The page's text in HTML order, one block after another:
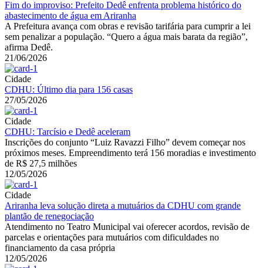
Fim do improviso: Prefeito Dedê enfrenta problema histórico do
abastecimento de água em Ariranha
A Prefeitura avança com obras e revisão tarifária para cumprir a lei
sem penalizar a população. “Quero a água mais barata da região”,
afirma Dedê.
21/06/2026
Cidade
CDHU: Último dia para 156 casas
27/05/2026
Cidade
CDHU: Tarcísio e Dedê aceleram
Inscrições do conjunto “Luiz Ravazzi Filho” devem começar nos
próximos meses. Empreendimento terá 156 moradias e investimento
de R$ 27,5 milhões
12/05/2026
Cidade
Ariranha leva solução direta a mutuários da CDHU com grande
plantão de renegociação
Atendimento no Teatro Municipal vai oferecer acordos, revisão de
parcelas e orientações para mutuários com dificuldades no
financiamento da casa própria
12/05/2026